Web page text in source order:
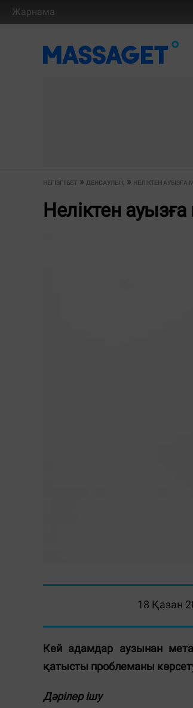
Жарнама
НЕГІЗГІ БЕТ ДЕНСАУЛЫҚ НЕЛІКТЕН АУЫЗҒА
Неліктен
18 Қазан
Кей адамдар аузынан
қатысты проблеманы
Дәрілер ішу